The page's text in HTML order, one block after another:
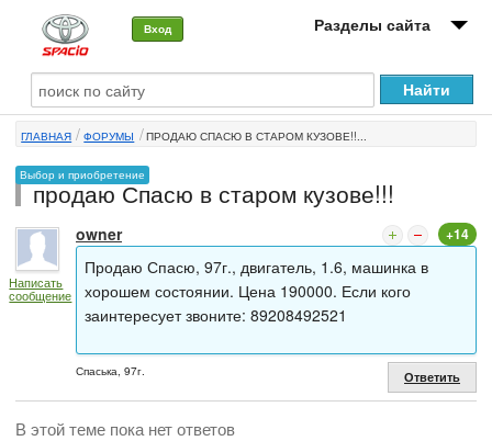
Вход Разделы сайта
О машине
Автоклуб
Форумы
Сервисы и услуги
Новости
ГЛАВНАЯ ФОРУМЫ ПРОДАЮ СПАСЮ В СТАРОМ КУЗОВЕ!!...
Выбор и приобретение
продаю Спасю в старом кузове!!!
Написать
сообщение
owner +14
Продаю Спасю, 97г., двигатель, 1.6, машинка в
хорошем состоянии. Цена 190000. Если кого
заинтересует звоните: 89208492521
Спаська, 97г. Ответить
В этой теме пока нет ответов